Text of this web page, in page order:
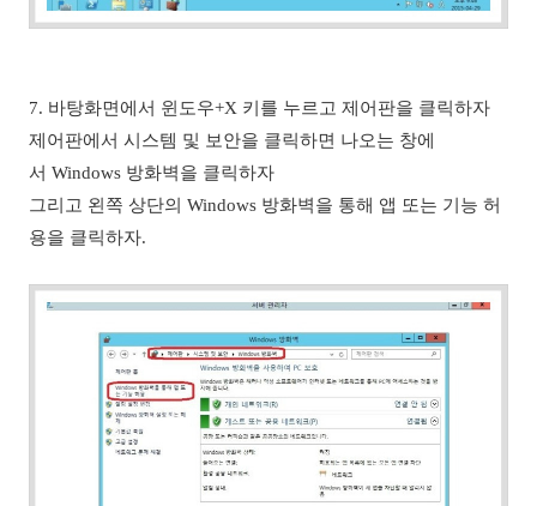
7. 바탕화면에서 윈도우+X 키를 누르고 제어판을 클릭하자
제어판에서 시스템 및 보안을 클릭하면 나오는 창에
서 Windows 방화벽을 클릭하자
그리고 왼쪽 상단의 Windows 방화벽을 통해 앱 또는 기능 허
용을 클릭하자.